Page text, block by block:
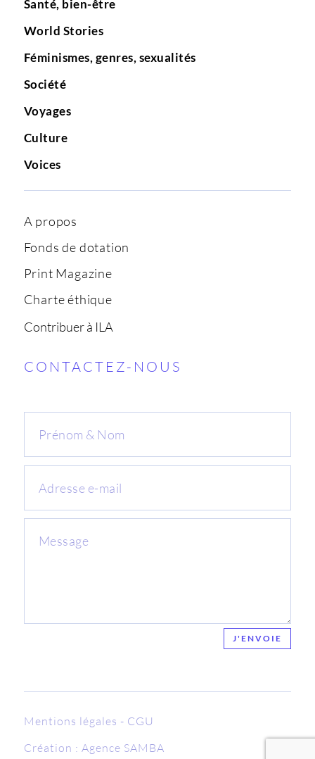
Santé, bien-être
World Stories
Féminismes, genres, sexualités
Société
Voyages
Culture
Voices
A propos
Fonds de dotation
Print Magazine
Charte éthique
Contribuer à ILA
CONTACTEZ-NOUS
J'ENVOIE
Mentions légales - CGU
Création : Agence SAMBA